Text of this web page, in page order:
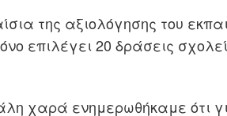
της αξιολόγησης του
επιλέγει 20 δράσεις
χαρά ενημερωθήκαμε ότι